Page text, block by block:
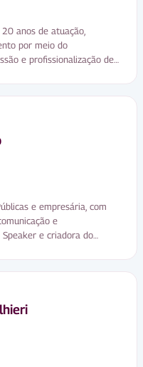
anos de atuação,
por meio do
e profissionalização de
e empresária, com
e
e criadora do